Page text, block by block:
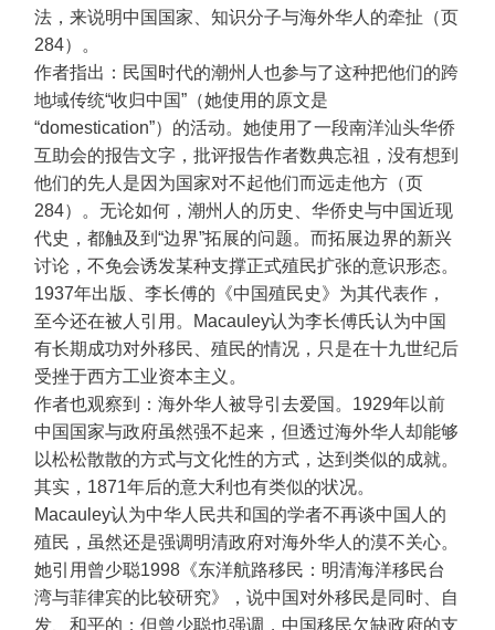
法，来说明中国国家、知识分子与海外华人的牵扯（页
284）。
作者指出：民国时代的潮州人也参与了这种把他们的跨
地域传统“收归中国”（她使用的原文是
“domestication”）的活动。她使用了一段南洋汕头华侨
互助会的报告文字，批评报告作者数典忘祖，没有想到
他们的先人是因为国家对不起他们而远走他方（页
284）。无论如何，潮州人的历史、华侨史与中国近现
代史，都触及到“边界”拓展的问题。而拓展边界的新兴
讨论，不免会诱发某种支撑正式殖民扩张的意识形态。
1937年出版、李长傅的《中国殖民史》为其代表作，
至今还在被人引用。Macauley认为李长傅氏认为中国
有长期成功对外移民、殖民的情况，只是在十九世纪后
受挫于西方工业资本主义。
作者也观察到：海外华人被导引去爱国。1929年以前
中国国家与政府虽然强不起来，但透过海外华人却能够
以松松散散的方式与文化性的方式，达到类似的成就。
其实，1871年后的意大利也有类似的状况。
Macauley认为中华人民共和国的学者不再谈中国人的
殖民，虽然还是强调明清政府对海外华人的漠不关心。
她引用曾少聪1998《东洋航路移民：明清海洋移民台
湾与菲律宾的比较研究》，说中国对外移民是同时、自
发、和平的；但曾少聪也强调，中国移民欠缺政府的支